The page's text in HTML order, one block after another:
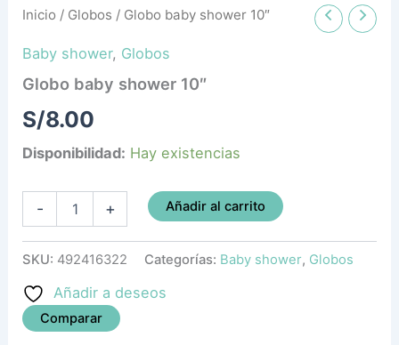
Inicio / Globos / Globo baby shower 10″
Baby shower, Globos
Globo baby shower 10″
S/8.00
Disponibilidad: Hay existencias
- + Añadir al carrito
SKU: 492416322 Categorías: Baby shower, Globos
Añadir a deseos
Comparar